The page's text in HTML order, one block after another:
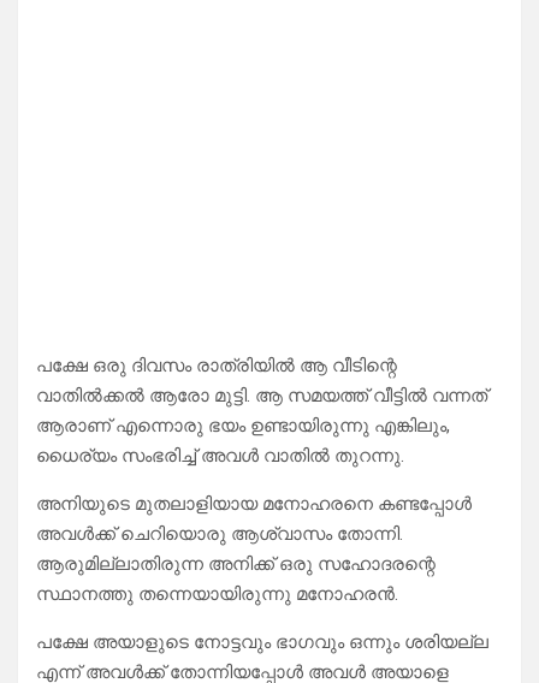
പക്ഷേ ഒരു ദിവസം രാത്രിയിൽ ആ വീടിന്റെ
വാതിൽക്കൽ ആരോ മുട്ടി. ആ സമയത്ത് വീട്ടിൽ വന്നത്
ആരാണ് എന്നൊരു ഭയം ഉണ്ടായിരുന്നു എങ്കിലും,
ധൈര്യം സംഭരിച്ച് അവൾ വാതിൽ തുറന്നു.
അനിയുടെ മുതലാളിയായ മനോഹരനെ കണ്ടപ്പോൾ
അവൾക്ക് ചെറിയൊരു ആശ്വാസം തോന്നി.
ആരുമില്ലാതിരുന്ന അനിക്ക് ഒരു സഹോദരന്റെ
സ്ഥാനത്തു തന്നെയായിരുന്നു മനോഹരൻ.
പക്ഷേ അയാളുടെ നോട്ടവും ഭാഗവും ഒന്നും ശരിയല്ല
എന്ന് അവൾക്ക് തോന്നിയപ്പോൾ അവൾ അയാളെ